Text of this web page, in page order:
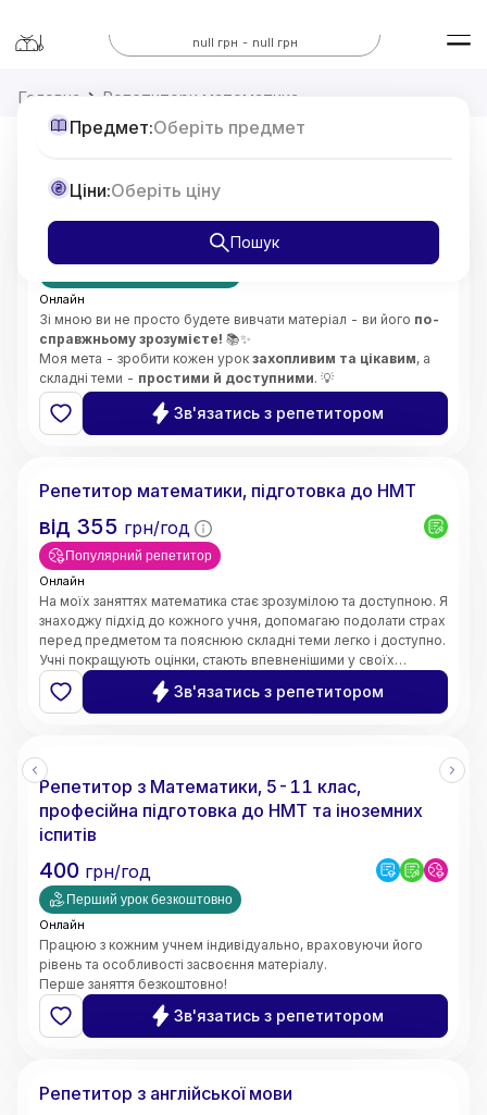
null грн - null грн
Предмет:Оберіть предмет
Ціни:Оберіть ціну
Пошук
Головна Репетитори математика
Репетитор з Математики 7-11 класи,
Онлайн
Зі мною ви не просто будете вивчати матеріал - ви його по-
справжньому зрозумієте! 📚✨
Моя мета - зробити кожен урок захопливим та цікавим, а
складні теми - простими й доступними. 💡
Особливу увагу приділяю
концепцій
і розвиткулогічного мислення. 🧠🔍
Викладаюбез стресу, підтримую та мотивую учнів,
Зв'язатись з репетитором
Репетитор математики, підготовка до НМТ
від 355 грн/год
Популярний репетитор
Онлайн
На моїх заняттях математика стає зрозумілою та доступною. Я
знаходжу підхід до кожного учня, допомагаю подолати страх
перед предметом та пояснюю складні теми легко і доступно.
Учні покращують оцінки, стають впевненішими у своїх
знаннях і починають розуміти математику, а не просто
заучувати.
Зв'язатись з репетитором
Репетитор з Математики, 5-11 клас,
професійна підготовка до НМТ та іноземних
іспитів
400 грн/год
Перший урок безкоштовно
Онлайн
Працюю з кожним учнем індивідуально, враховуючи його
рівень та особливості засвоєння матеріалу.
Перше заняття безкоштовно!
Зв'язатись з репетитором
Репетитор з англійської мови